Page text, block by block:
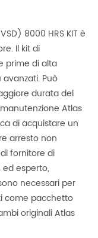
8000 HRS KIT è
Il kit di
prime di alta
Può
durata del
Atlas
di acquistare un
arresto non
fornitore di
esperto,
necessari per
come pacchetto
originali Atlas